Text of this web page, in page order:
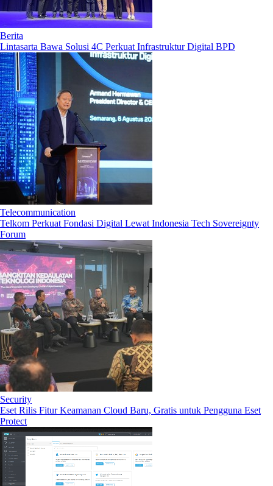
Berita
Lintasarta Bawa Solusi 4C Perkuat Infrastruktur Digital BPD
Telecommunication
Telkom Perkuat Fondasi Digital Lewat Indonesia Tech Sovereignty
Forum
Security
Eset Rilis Fitur Keamanan Cloud Baru, Gratis untuk Pengguna Eset
Protect